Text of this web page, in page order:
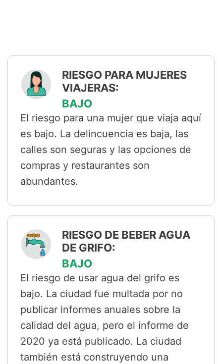
RIESGO PARA MUJERES
VIAJERAS:
BAJO
El riesgo para una mujer que viaja aquí
es bajo. La delincuencia es baja, las
calles son seguras y las opciones de
compras y restaurantes son
abundantes.
RIESGO DE BEBER AGUA
DE GRIFO:
BAJO
El riesgo de usar agua del grifo es
bajo. La ciudad fue multada por no
publicar informes anuales sobre la
calidad del agua, pero el informe de
2020 ya está publicado. La ciudad
también está construyendo una